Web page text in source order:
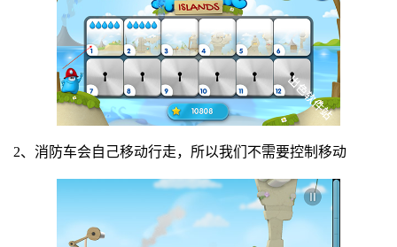
2、消防车会自己移动行走，所以我们不需要控制移动